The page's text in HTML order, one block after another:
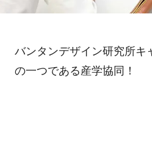
バンタンデザイン研究所キ
の一つである産学協同！